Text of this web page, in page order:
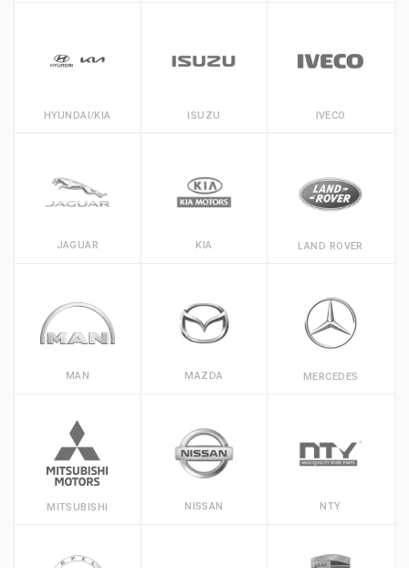
HYUNDAI/KIA ISUZU IVECO
JAGUAR KIA LAND ROVER
MAN MAZDA MERCEDES
MITSUBISHI NISSAN NTY